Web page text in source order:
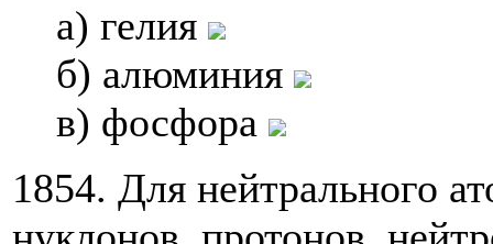
а) гелия
б) алюминия
в) фосфора
1854. Для нейтрального